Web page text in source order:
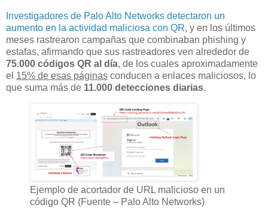
Investigadores de Palo Alto Networks detectaron un
aumento en la actividad maliciosa con QR, y en los últimos
meses rastrearon campañas que combinaban phishing y
estafas, afirmando que sus rastreadores ven alrededor de
75.000 códigos QR al día, de los cuales aproximadamente
el 15% de esas páginas conducen a enlaces maliciosos, lo
que suma más de 11.000 detecciones diarias.
Ejemplo de acortador de URL malicioso en un
código QR (Fuente – Palo Alto Networks)